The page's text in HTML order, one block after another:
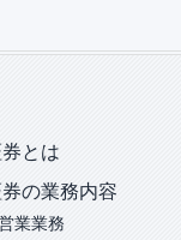
とは
の業務内容
業業務